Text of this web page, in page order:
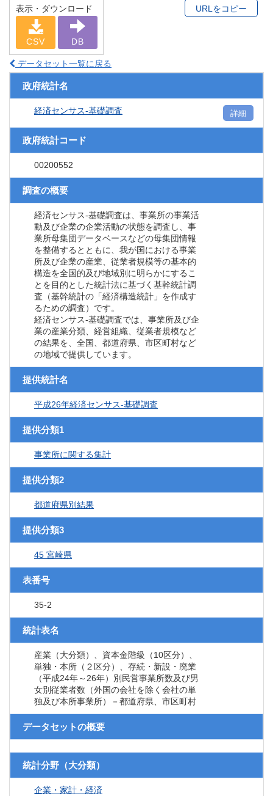
表示・ダウンロード
CSV DB
URLをコピー
データセット一覧に戻る
政府統計名
経済センサス‐基礎調査 詳細
政府統計コード
00200552
調査の概要
経済センサス‐基礎調査は、事業所の事業活
動及び企業の企業活動の状態を調査し、事
業所母集団データベースなどの母集団情報
を整備するとともに、我が国における事業
所及び企業の産業、従業者規模等の基本的
構造を全国的及び地域別に明らかにするこ
とを目的とした統計法に基づく基幹統計調
査（基幹統計の「経済構造統計」を作成す
るための調査）です。
経済センサス‐基礎調査では、事業所及び企
業の産業分類、経営組織、従業者規模など
の結果を、全国、都道府県、市区町村など
の地域で提供しています。
提供統計名
平成26年経済センサス‐基礎調査
提供分類1
事業所に関する集計
提供分類2
都道府県別結果
提供分類3
45 宮崎県
表番号
35-2
統計表名
産業（大分類）、資本金階級（10区分）、
単独・本所（２区分）、存続・新設・廃業
（平成24年～26年）別民営事業所数及び男
女別従業者数（外国の会社を除く会社の単
独及び本所事業所）－都道府県、市区町村
データセットの概要
統計分野（大分類）
企業・家計・経済